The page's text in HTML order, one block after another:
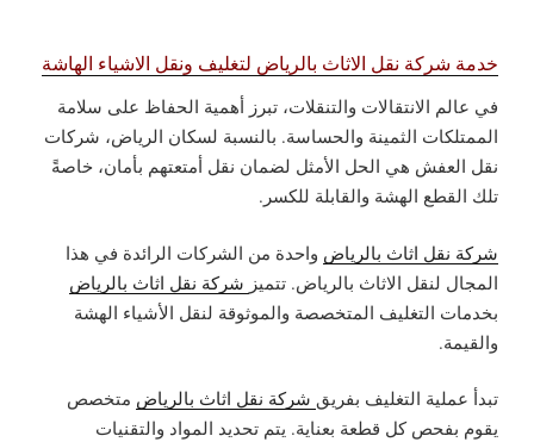
خدمة شركة نقل الاثاث بالرياض لتغليف ونقل الاشياء الهاشة
في عالم الانتقالات والتنقلات، تبرز أهمية الحفاظ على سلامة
الممتلكات الثمينة والحساسة. بالنسبة لسكان الرياض، شركات
نقل العفش هي الحل الأمثل لضمان نقل أمتعتهم بأمان، خاصةً
تلك القطع الهشة والقابلة للكسر.
شركة نقل اثاث بالرياض واحدة من الشركات الرائدة في هذا
المجال لنقل الاثاث بالرياض. تتميز شركة نقل اثاث بالرياض
بخدمات التغليف المتخصصة والموثوقة لنقل الأشياء الهشة
والقيمة.
تبدأ عملية التغليف بفريق شركة نقل اثاث بالرياض متخصص
يقوم بفحص كل قطعة بعناية. يتم تحديد المواد والتقنيات